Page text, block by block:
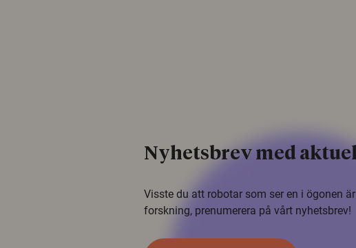
Nyhetsbrev med
Visste du att robotar som ser en i ögonen
forskning, prenumerera på vårt nyhetsbrev!